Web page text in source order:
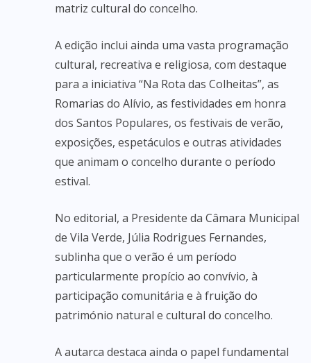
matriz cultural do concelho.
A edição inclui ainda uma vasta programação
cultural, recreativa e religiosa, com destaque
para a iniciativa “Na Rota das Colheitas”, as
Romarias do Alívio, as festividades em honra
dos Santos Populares, os festivais de verão,
exposições, espetáculos e outras atividades
que animam o concelho durante o período
estival.
No editorial, a Presidente da Câmara Municipal
de Vila Verde, Júlia Rodrigues Fernandes,
sublinha que o verão é um período
particularmente propício ao convívio, à
participação comunitária e à fruição do
património natural e cultural do concelho.
A autarca destaca ainda o papel fundamental